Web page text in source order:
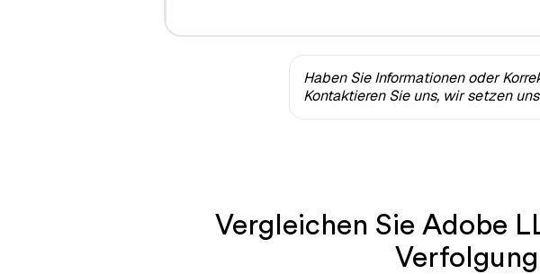
Haben Sie Informationen oder
Kontaktieren Sie uns, wir setzen
Vergleichen Sie Adobe